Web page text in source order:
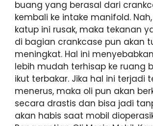
buang yang berasal dari
kembali ke intake manifold.
katup ini rusak, maka tekanan
di bagian crankcase pun akan
meningkat. Hal ini
lebih mudah terhisap ke ruang
ikut terbakar. Jika hal ini terjadi
menerus, maka oli pun akan
secara drastis dan bisa jadi
akan habis saat mobil